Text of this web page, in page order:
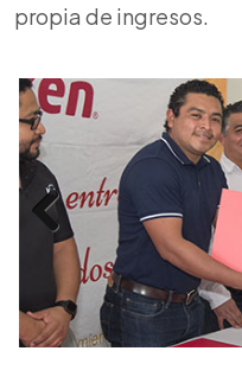
propia de ingresos.
Previous